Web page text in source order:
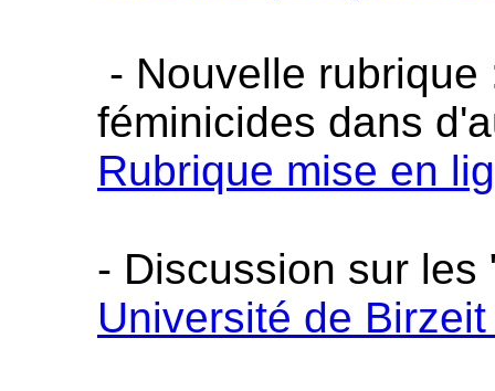
- Nouvelle
féminicides dans
Rubrique mise en
- Discussion sur les
Université de